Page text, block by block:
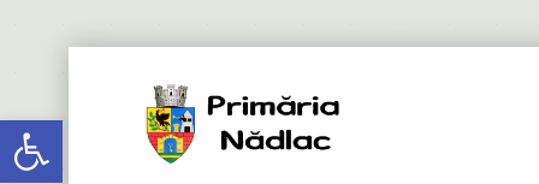
Deschide bara de unelte